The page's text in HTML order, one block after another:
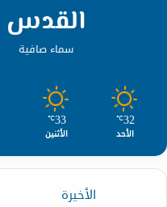
القدس
سماء صافية
32
℃
الأحد
33
℃
الأثنين
الأخيرة